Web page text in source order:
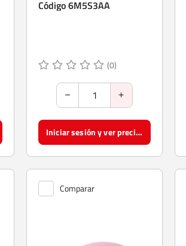
Código 6M5S3AA
(0)
Iniciar sesión y ver precios
Comparar